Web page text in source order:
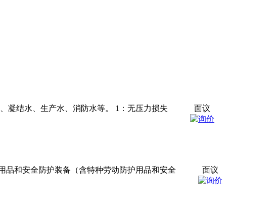
凝结水、生产水、消防水等。 1：无压力损失
面议
品和安全防护装备（含特种劳动防护用品和安全
面议